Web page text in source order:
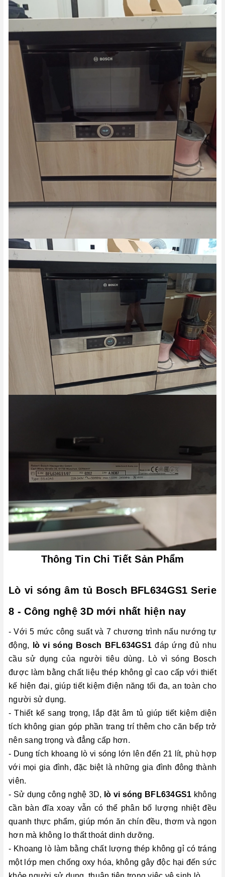
Thông Tin Chi Tiết Sản Phẩm
Lò vi sóng âm tủ Bosch BFL634GS1 Serie
8 - Công nghệ 3D mới nhất hiện nay
- Với 5 mức công suất và 7 chương trình nấu nướng tự
động,
lò vi sóng Bosch BFL634GS1 đáp ứng đủ nhu
cầu sử dụng của người tiêu dùng. Lò vì sóng Bosch
được làm bằng chất liệu thép không gỉ cao cấp với thiết
kế hiện đại, giúp tiết kiệm điện năng tối đa, an toàn cho
người sử dụng.
- Thiết kế sang trọng, lắp đặt âm tủ giúp tiết kiệm diện
tích không gian góp phần trang trí thêm cho căn bếp trở
nên sang trọng và đẳng cấp hơn.
- Dung tích khoang lò vi sóng lớn lên đến 21 lít, phù hợp
với mọi gia đình, đặc biệt là những gia đình đông thành
viên.
- Sử dụng công nghệ 3D, lò vi sóng BFL634GS1 không
cần bàn đĩa xoay vẫn có thể phân bố lượng nhiệt đều
quanh thực phẩm, giúp món ăn chín đều, thơm và ngon
hơn mà không lo thất thoát dinh dưỡng.
- Khoang lò làm bằng chất lượng thép không gỉ có tráng
một lớp men chống oxy hóa, không gây độc hại đến sức